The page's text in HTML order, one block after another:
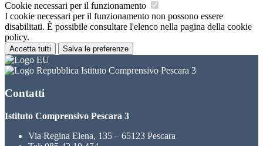
Cookie necessari per il funzionamento
I cookie necessari per il funzionamento non possono essere
disabilitati. È possibile consultare l'elenco nella pagina della cookie
policy.
Accetta tutti Salva le preferenze
Istituto Comprensivo Pescara 3
Contatti
Istituto Comprensivo Pescara 3
Via Regina Elena, 135 – 65123 Pescara